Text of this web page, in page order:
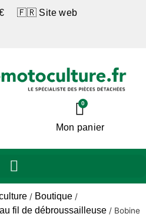
🇫🇷 Site web
0
Mon panier
/ Boutique /
fil de débroussailleuse / Bobine